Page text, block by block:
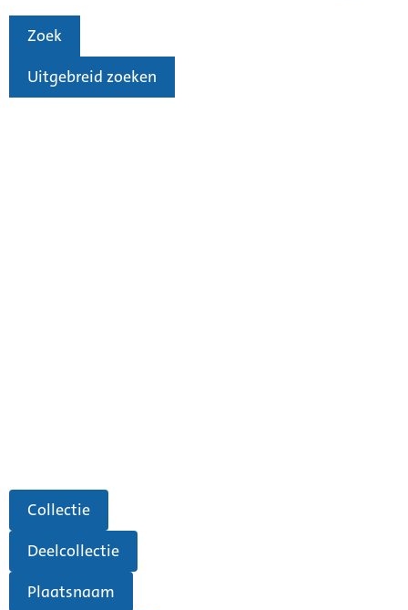
Zoek
Uitgebreid zoeken
Collectie
Deelcollectie
Plaatsnaam